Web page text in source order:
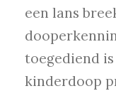
een lans
toegediend
kinderdoop